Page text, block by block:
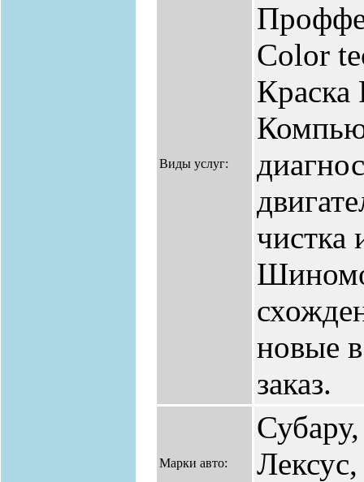
Виды услуг:
Color
Краска
чистка
новые
заказ.
Марки авто: